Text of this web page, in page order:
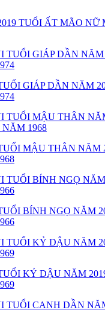
TUỔI ẤT MÃO NỮ
GIÁP DẦN NĂM
MẬU THÂN NĂM
BÍNH NGỌ NĂM
KỶ DẬU NĂM